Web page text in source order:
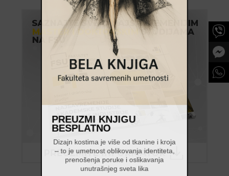
PREUZMI KNJIGU
BESPLATNO
Dizajn kostima je više od tkanine i kroja
– to je umetnost oblikovanja identiteta,
prenošenja poruke i oslikavanja
unutrašnjeg sveta lika